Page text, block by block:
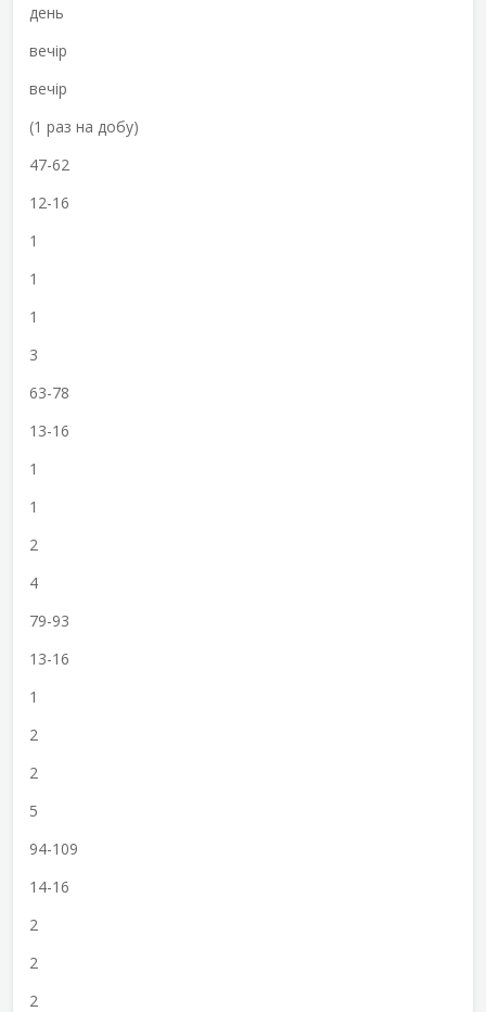
день
вечір
вечір
(1 раз на добу)
47-62
12-16
1
1
1
3
63-78
13-16
1
1
2
4
79-93
13-16
1
2
2
5
94-109
14-16
2
2
2